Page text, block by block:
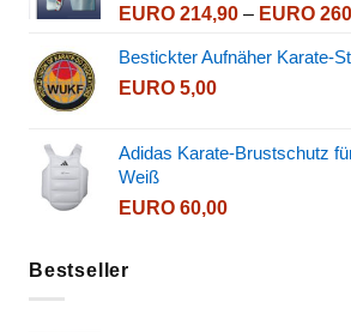
EURO214,90 – EURO
Bestickter Aufnäher Karate-
EURO5,00
Adidas Karate-Brustschutz
Weiß
EURO60,00
Bestseller